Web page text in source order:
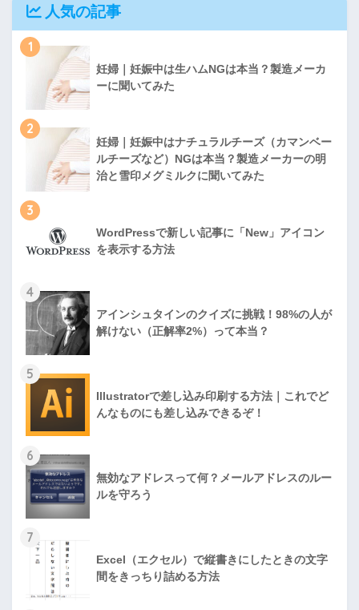
人気の記事
1
妊婦｜妊娠中は生ハムNGは本当？製造メーカ
ーに聞いてみた
2
妊婦｜妊娠中はナチュラルチーズ（カマンベー
ルチーズなど）NGは本当？製造メーカーの明
治と雪印メグミルクに聞いてみた
3
WordPressで新しい記事に「New」アイコン
を表示する方法
4
アインシュタインのクイズに挑戦！98%の人が
解けない（正解率2%）って本当？
5
Illustratorで差し込み印刷する方法｜これでど
んなものにも差し込みできるぞ！
6
無効なアドレスって何？メールアドレスのルー
ルを守ろう
7
Excel（エクセル）で縦書きにしたときの文字
間をきっちり詰める方法